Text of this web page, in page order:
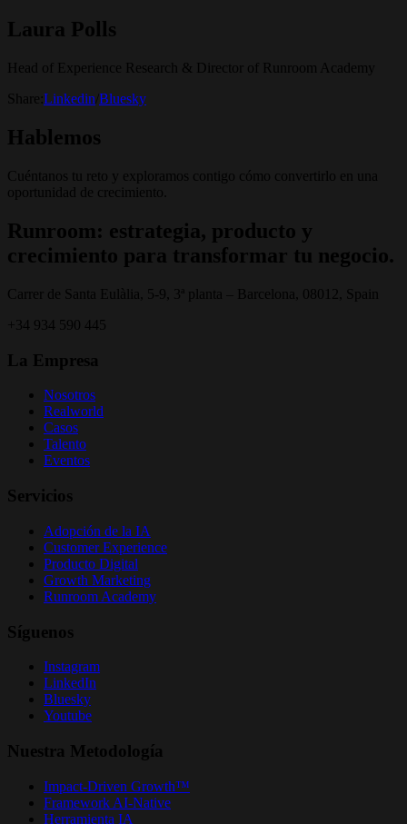
Laura Polls
Head of Experience Research & Director of Runroom Academy
Share: Linkedin Bluesky
Hablemos
Cuéntanos tu reto y exploramos contigo cómo convertirlo en una
oportunidad de crecimiento.
Runroom: estrategia, producto y
crecimiento para transformar tu negocio.
Carrer de Santa Eulàlia, 5-9, 3ª planta – Barcelona, 08012, Spain
+34 934 590 445
La Empresa
Nosotros
Realworld
Casos
Talento
Eventos
Servicios
Adopción de la IA
Customer Experience
Producto Digital
Growth Marketing
Runroom Academy
Síguenos
Instagram
LinkedIn
Bluesky
Youtube
Nuestra Metodología
Impact-Driven Growth™
Framework AI-Native
Herramienta IA